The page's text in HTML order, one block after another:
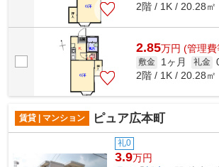
2階 / 1K / 20.28㎡
2.85万円 (管理
敷金 1ヶ月 礼金
2階 / 1K / 20.28㎡
賃貸 | マンション ピュア広本町
礼0
3.9万円